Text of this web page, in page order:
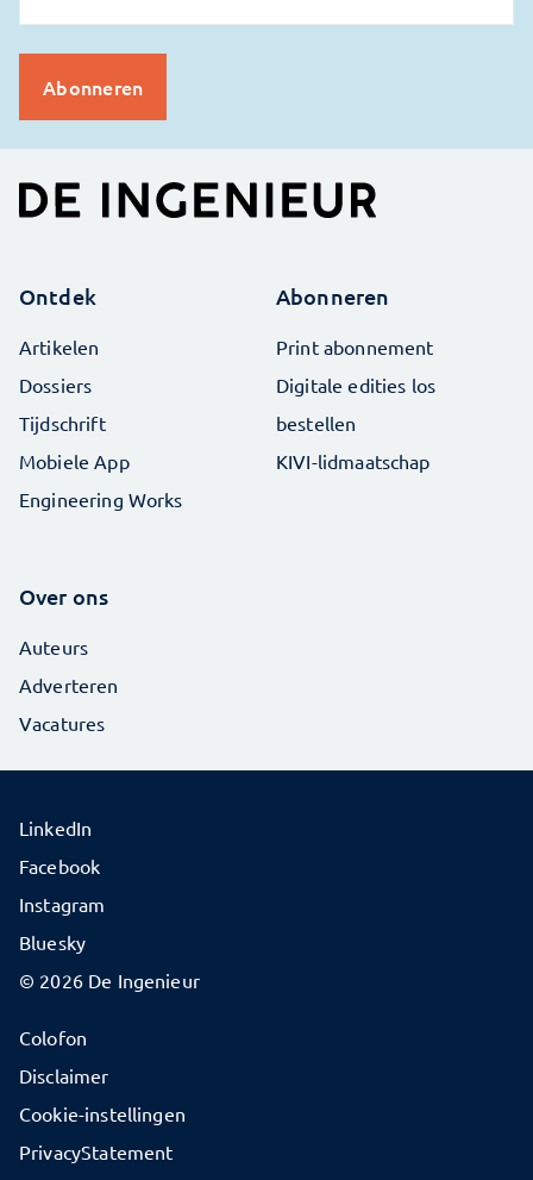
Ontdek
Artikelen
Dossiers
Tijdschrift
Mobiele App
Engineering Works
Abonneren
Print abonnement
Digitale edities los
bestellen
KIVI-lidmaatschap
Over ons
Auteurs
Adverteren
Vacatures
© 2026 De Ingenieur
Colofon
Disclaimer
Cookie-instellingen
PrivacyStatement
LinkedIn
Facebook
Instagram
Bluesky